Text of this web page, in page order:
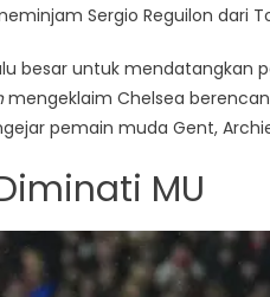
Sergio Reguilon dari
besar untuk mendatangkan
mengeklaim Chelsea
pemain muda Gent,
MU